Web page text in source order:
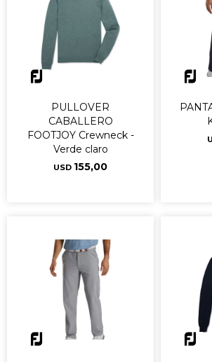
PULLOVER
CABALLERO
FOOTJOY Crewneck -
Verde claro
USD 155,00